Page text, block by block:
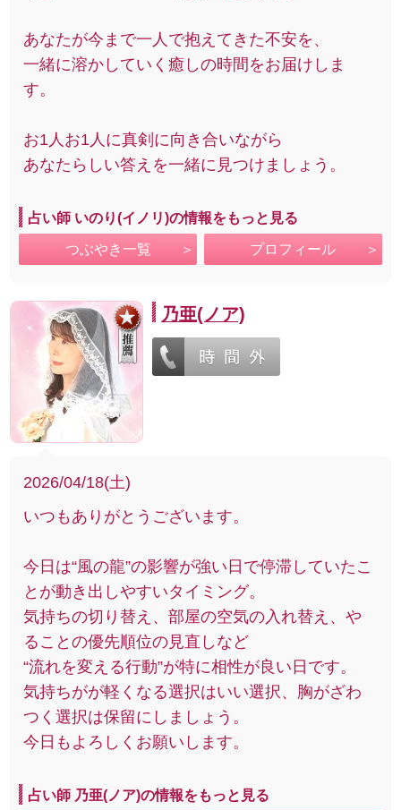
あなたが今まで一人で抱えてきた不安を、
一緒に溶かしていく癒しの時間をお届けしま
す。
お1人お1人に真剣に向き合いながら
あなたらしい答えを一緒に見つけましょう。
占い師 いのり(イノリ)の情報をもっと見る
つぶやき一覧 プロフィール
乃亜(ノア)
2026/04/18(土)
いつもありがとうございます。
今日は“風の龍”の影響が強い日で停滞していたこ
とが動き出しやすいタイミング。
気持ちの切り替え、部屋の空気の入れ替え、や
ることの優先順位の見直しなど
“流れを変える行動”が特に相性が良い日です。
気持ちがが軽くなる選択はいい選択、胸がざわ
つく選択は保留にしましょう。
今日もよろしくお願いします。
占い師 乃亜(ノア)の情報をもっと見る